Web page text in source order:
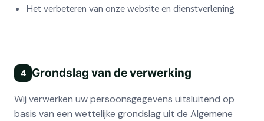
Het verbeteren van onze website en dienstverlening
4 Grondslag van de verwerking
Wij verwerken uw persoonsgegevens uitsluitend op
basis van een wettelijke grondslag uit de Algemene